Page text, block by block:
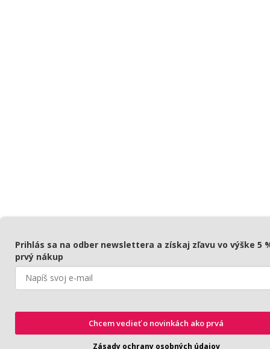
Prihlás sa na odber newslettera a získaj zľavu vo výške 5
prvý nákup
Chcem vedieť o novinkách ako prvá
Zásady ochrany osobných údajov